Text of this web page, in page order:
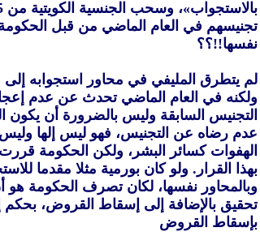
تجنيسهم في العام الماضي من قبل الحكومة
نفسها!!؟؟
لم يتطرق المليفي في محاور استجوابه إلى
ولكنه في العام الماضي تحدث عن عدم
التجنيس السابقة وليس بالضرورة أن يكون
عدم رضاه عن التجنيس، فهو ليس إلها
الهفوات كسائر البشر، ولكن الحكومة
بهذا القرار. ولو كان بورمية مثلا مقدما
وبالمحاور نفسها، لكان تصرف الحكومة
تحقيق بالإضافة إلى إسقاط القروض، بحكم
بإسقاط القروض